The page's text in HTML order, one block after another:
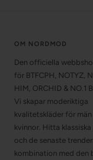
OM NORDMOD
Den officiella
för BTFCPH, NOTYZ,
HIM, ORCHID & NO.1
Vi skapar moderiktiga
kvalitetskläder för män
kvinnor. Hitta
och de senaste
kombination med den